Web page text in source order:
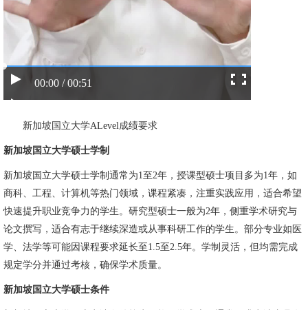
00:00 / 00:51
新加坡国立大学ALevel成绩要求
新加坡国立大学硕士学制
新加坡国立大学硕士学制通常为1至2年，授课型硕士项目多为1年，如
商科、工程、计算机等热门领域，课程紧凑，注重实践应用，适合希望
快速提升职业竞争力的学生。研究型硕士一般为2年，侧重学术研究与
论文撰写，适合有志于继续深造或从事科研工作的学生。部分专业如医
学、法学等可能因课程要求延长至1.5至2.5年。学制灵活，但均需完成
规定学分并通过考核，确保学术质量。
新加坡国立大学硕士条件